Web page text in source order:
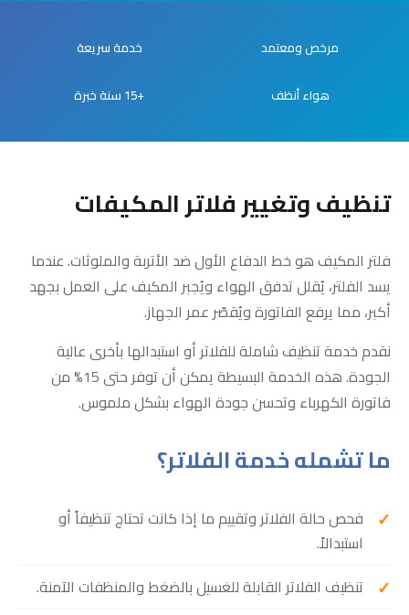
مرخص ومعتمد خدمة سريعة
هواء أنظف +15 سنة خبرة
تنظيف وتغيير فلاتر المكيفات
فلتر المكيف هو خط الدفاع الأول ضد الأتربة والملوثات. عندما
يسد الفلتر، يُقلل تدفق الهواء ويُجبر المكيف على العمل بجهد
أكبر، مما يرفع الفاتورة ويُقصّر عمر الجهاز.
نقدم خدمة تنظيف شاملة للفلاتر أو استبدالها بأخرى عالية
الجودة. هذه الخدمة البسيطة يمكن أن توفر حتى 15% من
فاتورة الكهرباء وتحسن جودة الهواء بشكل ملموس.
ما تشمله خدمة الفلاتر؟
فحص حالة الفلاتر وتقييم ما إذا كانت تحتاج تنظيفاً أو
استبدالاً.
تنظيف الفلاتر القابلة للغسيل بالضغط والمنظفات الآمنة.